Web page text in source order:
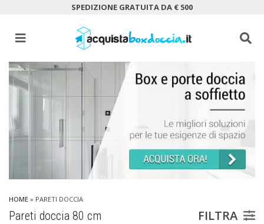
SPEDIZIONE GRATUITA DA € 500
HOME » PARETI DOCCIA
Pareti doccia 80 cm FILTRA